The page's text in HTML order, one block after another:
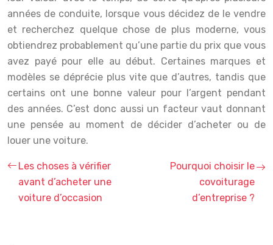
années de conduite, lorsque vous décidez de le vendre
et recherchez quelque chose de plus moderne, vous
obtiendrez probablement qu’une partie du prix que vous
avez payé pour elle au début. Certaines marques et
modèles se déprécie plus vite que d’autres, tandis que
certains ont une bonne valeur pour l’argent pendant
des années. C’est donc aussi un facteur vaut donnant
une pensée au moment de décider d’acheter ou de
louer une voiture.
Les choses à vérifier
avant d’acheter une
voiture d’occasion
Pourquoi choisir le
covoiturage
d’entreprise ?